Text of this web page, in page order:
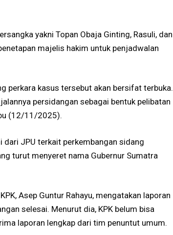
yakni Topan Obaja Ginting, Rasuli, dan
majelis hakim untuk penjadwalan
perkara kasus tersebut akan bersifat terbuka.
persidangan sebagai bentuk pelibatan
(12/11/2025).
dari JPU terkait perkembangan sidang
turut menyeret nama Gubernur Sumatra
Asep Guntur Rahayu, mengatakan laporan
selesai. Menurut dia, KPK belum bisa
laporan lengkap dari tim penuntut umum.